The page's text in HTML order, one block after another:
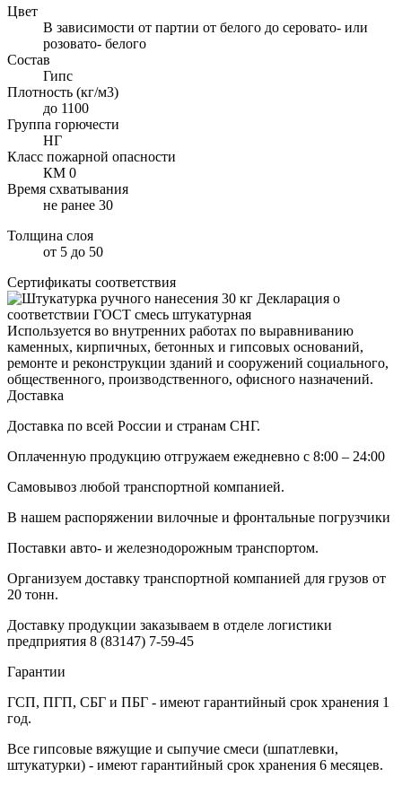
Цвет
В зависимости от партии от белого до серовато- или
розовато- белого
Состав
Гипс
Плотность (кг/м3)
до 1100
Группа горючести
НГ
Класс пожарной опасности
КМ 0
Время схватывания
не ранее 30
Толщина слоя
от 5 до 50
Сертификаты соответствия
Декларация о
соответствии ГОСТ смесь штукатурная
Используется во внутренних работах по выравниванию
каменных, кирпичных, бетонных и гипсовых оснований,
ремонте и реконструкции зданий и сооружений социального,
общественного, производственного, офисного назначений.
Доставка
Доставка по всей России и странам СНГ.
Оплаченную продукцию отгружаем ежедневно с 8:00 – 24:00
Самовывоз любой транспортной компанией.
В нашем распоряжении вилочные и фронтальные погрузчики
Поставки авто- и железнодорожным транспортом.
Организуем доставку транспортной компанией для грузов от
20 тонн.
Доставку продукции заказываем в отделе логистики
предприятия 8 (83147) 7-59-45
Гарантии
ГСП, ПГП, СБГ и ПБГ - имеют гарантийный срок хранения 1
год.
Все гипсовые вяжущие и сыпучие смеси (шпатлевки,
штукатурки) - имеют гарантийный срок хранения 6 месяцев.